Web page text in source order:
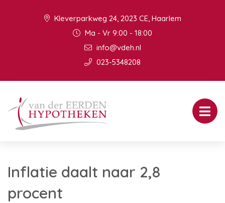
Kleverparkweg 24, 2023 CE, Haarlem
Ma - Vr 9:00 - 18:00
info@vdeh.nl
023-5348208
Inflatie daalt naar 2,8
procent